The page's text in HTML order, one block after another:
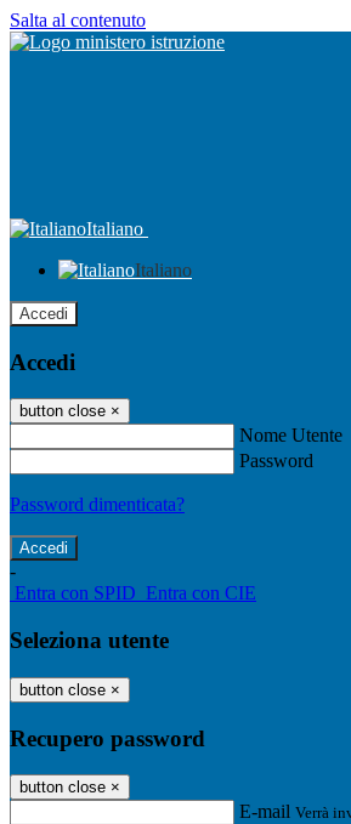
Salta al contenuto
Italiano
Italiano
Accedi
Accedi
button close ×
Nome Utente
Password
Password dimenticata?
-
Entra con SPID Entra con CIE
Seleziona utente
button close ×
Recupero password
button close ×
E-mail Verrà